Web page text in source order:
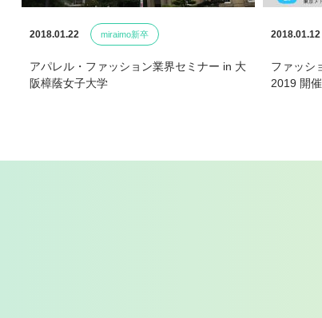
2018.01.22 miraimo新卒
アパレル・ファッション業界セミナー in 大
阪樟蔭女子大学
2018.01.12
ファッシ
2019 開